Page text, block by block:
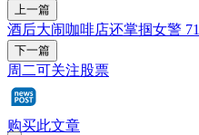
上一篇
酒后大闹咖啡店还掌掴女警
下一篇
周二可关注股票
购买此文章